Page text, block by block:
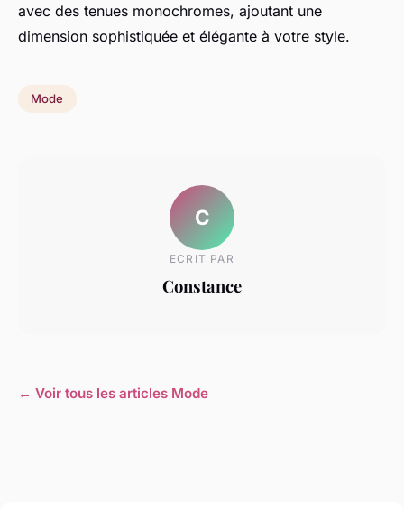
avec des tenues monochromes, ajoutant une
dimension sophistiquée et élégante à votre style.
Mode
C
ECRIT PAR
Constance
← Voir tous les articles Mode